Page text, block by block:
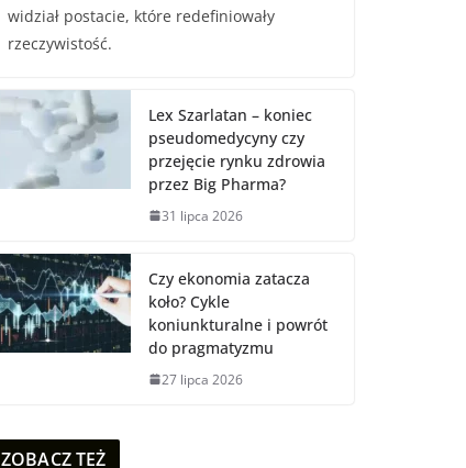
widział postacie, które redefiniowały
rzeczywistość.
Lex Szarlatan – koniec
pseudomedycyny czy
przejęcie rynku zdrowia
przez Big Pharma?
31 lipca 2026
Czy ekonomia zatacza
koło? Cykle
koniunkturalne i powrót
do pragmatyzmu
27 lipca 2026
ZOBACZ TEŻ